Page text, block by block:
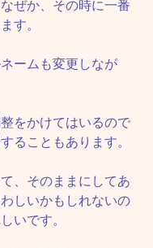
ぜか、その時に一番
す。
ームも変更しなが
をかけてはいるので
ることもあります。
、そのままにしてあ
しいかもしれないの
いです。